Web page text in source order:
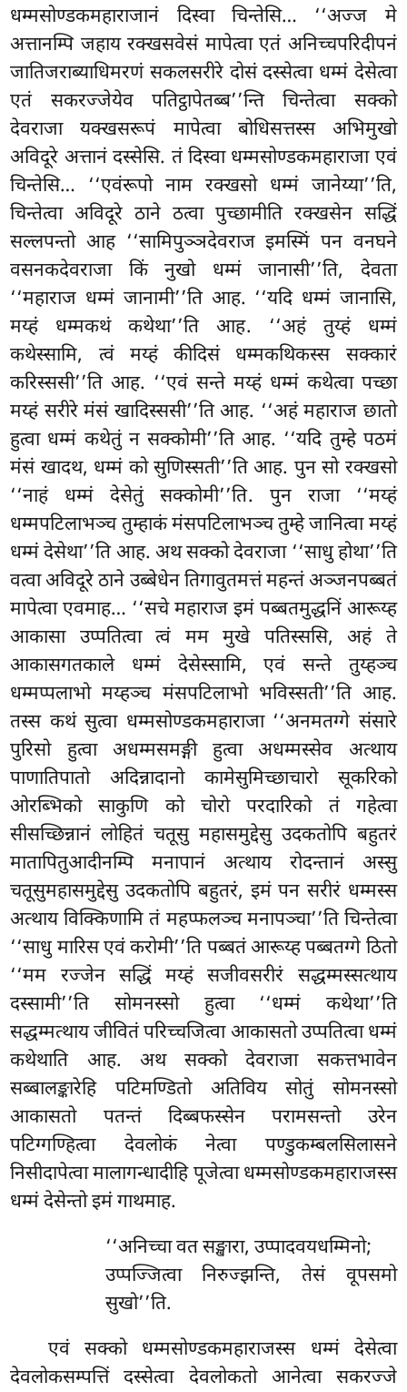
धम्मसोण्डकमहाराजानं दिस्वा चिन्तेसि… ‘‘अज्ज मे
अत्तानम्पि जहाय रक्खसवेसं मापेत्वा एतं अनिच्चपरिदीपनं
जातिजराब्याधिमरणं सकलसरीरे दोसं दस्सेत्वा धम्मं देसेत्वा
एतं सकरज्जेयेव पतिट्ठापेतब्ब’’न्ति चिन्तेत्वा सक्को
देवराजा यक्खसरूपं मापेत्वा बोधिसत्तस्स अभिमुखो
अविदूरे अत्तानं दस्सेसि. तं दिस्वा धम्मसोण्डकमहाराजा एवं
चिन्तेसि… ‘‘एवंरूपो नाम रक्खसो धम्मं जानेय्या’’ति,
चिन्तेत्वा अविदूरे ठाने ठत्वा पुच्छामीति रक्खसेन सद्धिं
सल्लपन्तो आह ‘‘सामिपुञ्ञदेवराज इमस्मिं पन वनघने
वसनकदेवराजा किं नुखो धम्मं जानासी’’ति, देवता
‘‘महाराज धम्मं जानामी’’ति आह. ‘‘यदि धम्मं जानासि,
मय्हं धम्मकथं कथेथा’’ति आह. ‘‘अहं तुय्हं धम्मं
कथेस्सामि, त्वं मय्हं कीदिसं धम्मकथिकस्स सक्कारं
करिस्ससी’’ति आह. ‘‘एवं सन्ते मय्हं धम्मं कथेत्वा पच्छा
मय्हं सरीरे मंसं खादिस्ससी’’ति आह. ‘‘अहं महाराज छातो
हुत्वा धम्मं कथेतुं न सक्कोमी’’ति आह. ‘‘यदि तुम्हे पठमं
मंसं खादथ, धम्मं को सुणिस्सती’’ति आह. पुन सो रक्खसो
‘‘नाहं धम्मं देसेतुं सक्कोमी’’ति. पुन राजा ‘‘मय्हं
धम्मपटिलाभञ्च तुम्हाकं मंसपटिलाभञ्च तुम्हे जानित्वा मय्हं
धम्मं देसेथा’’ति आह. अथ सक्को देवराजा ‘‘साधु होथा’’ति
वत्वा अविदूरे ठाने उब्बेधेन तिगावुतमत्तं महन्तं अञ्जनपब्बतं
मापेत्वा एवमाह… ‘‘सचे महाराज इमं पब्बतमुद्धनिं आरूय्ह
आकासा उप्पतित्वा त्वं मम मुखे पतिस्ससि, अहं ते
आकासगतकाले धम्मं देसेस्सामि, एवं सन्ते तुय्हञ्च
धम्मप्पलाभो मय्हञ्च मंसपटिलाभो भविस्सती’’ति आह.
तस्स कथं सुत्वा धम्मसोण्डकमहाराजा ‘‘अनमतग्गे संसारे
पुरिसो हुत्वा अधम्मसमङ्गी हुत्वा अधम्मस्सेव अत्थाय
पाणातिपातो अदिन्नादानो कामेसुमिच्छाचारो सूकरिको
ओरब्भिको साकुणि को चोरो परदारिको तं गहेत्वा
सीसच्छिन्नानं लोहितं चतूसु महासमुद्देसु उदकतोपि बहुतरं
मातापितुआदीनम्पि मनापानं अत्थाय रोदन्तानं अस्सु
चतूसुमहासमुद्देसु उदकतोपि बहुतरं, इमं पन सरीरं धम्मस्स
अत्थाय विक्किणामि तं महप्फलञ्च मनापञ्चा’’ति चिन्तेत्वा
‘‘साधु मारिस एवं करोमी’’ति पब्बतं आरूय्ह पब्बतग्गे ठितो
‘‘मम रज्जेन सद्धिं मय्हं सजीवसरीरं सद्धम्मस्सत्थाय
दस्सामी’’ति सोमनस्सो हुत्वा ‘‘धम्मं कथेथा’’ति
सद्धम्मत्थाय जीवितं परिच्चजित्वा आकासतो उप्पतित्वा धम्मं
कथेथाति आह. अथ सक्को देवराजा सकत्तभावेन
सब्बालङ्कारेहि पटिमण्डितो अतिविय सोतुं सोमनस्सो
आकासतो पतन्तं दिब्बफस्सेन परामसन्तो उरेन
पटिग्गण्हित्वा देवलोकं नेत्वा पण्डुकम्बलसिलासने
निसीदापेत्वा मालागन्धादीहि पूजेत्वा धम्मसोण्डकमहाराजस्स
धम्मं देसेन्तो इमं गाथमाह.
‘‘अनिच्चा वत सङ्खारा, उप्पादवयधम्मिनो;
उप्पज्जित्वा निरुज्झन्ति, तेसं वूपसमो
सुखो’’ति.
एवं सक्को धम्मसोण्डकमहाराजस्स धम्मं देसेत्वा
देवलोकसम्पत्तिं दस्सेत्वा देवलोकतो आनेत्वा सकरज्जे